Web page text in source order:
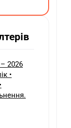
2026
•